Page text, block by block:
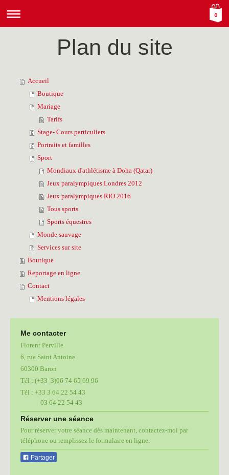
0
Plan du site
Accueil
Boutique
Mariage
Tarifs
Stage- Cours particuliers
Portraits et familles
Sport
Mondiaux d'athlétisme à Doha (Qatar)
Jeux paralympiques Londres 2012
Jeux paralympiques RIO 2016
Tous sports
Sports équestres
Monde sauvage
Services sur site
Boutique
Reportage en ligne
Contact
Mentions légales
Me contacter
Florent Perville
6, rue Saint Antoine
60300 Baron
Tél : (+33 3)06 74 65 69 96
Tél : +33 3 64 22 54 43
03 64 22 54 43
Réserver une séance
Pour réserver votre séance dès maintenant, contactez-moi par
téléphone ou remplissez le formulaire en ligne.
Partager